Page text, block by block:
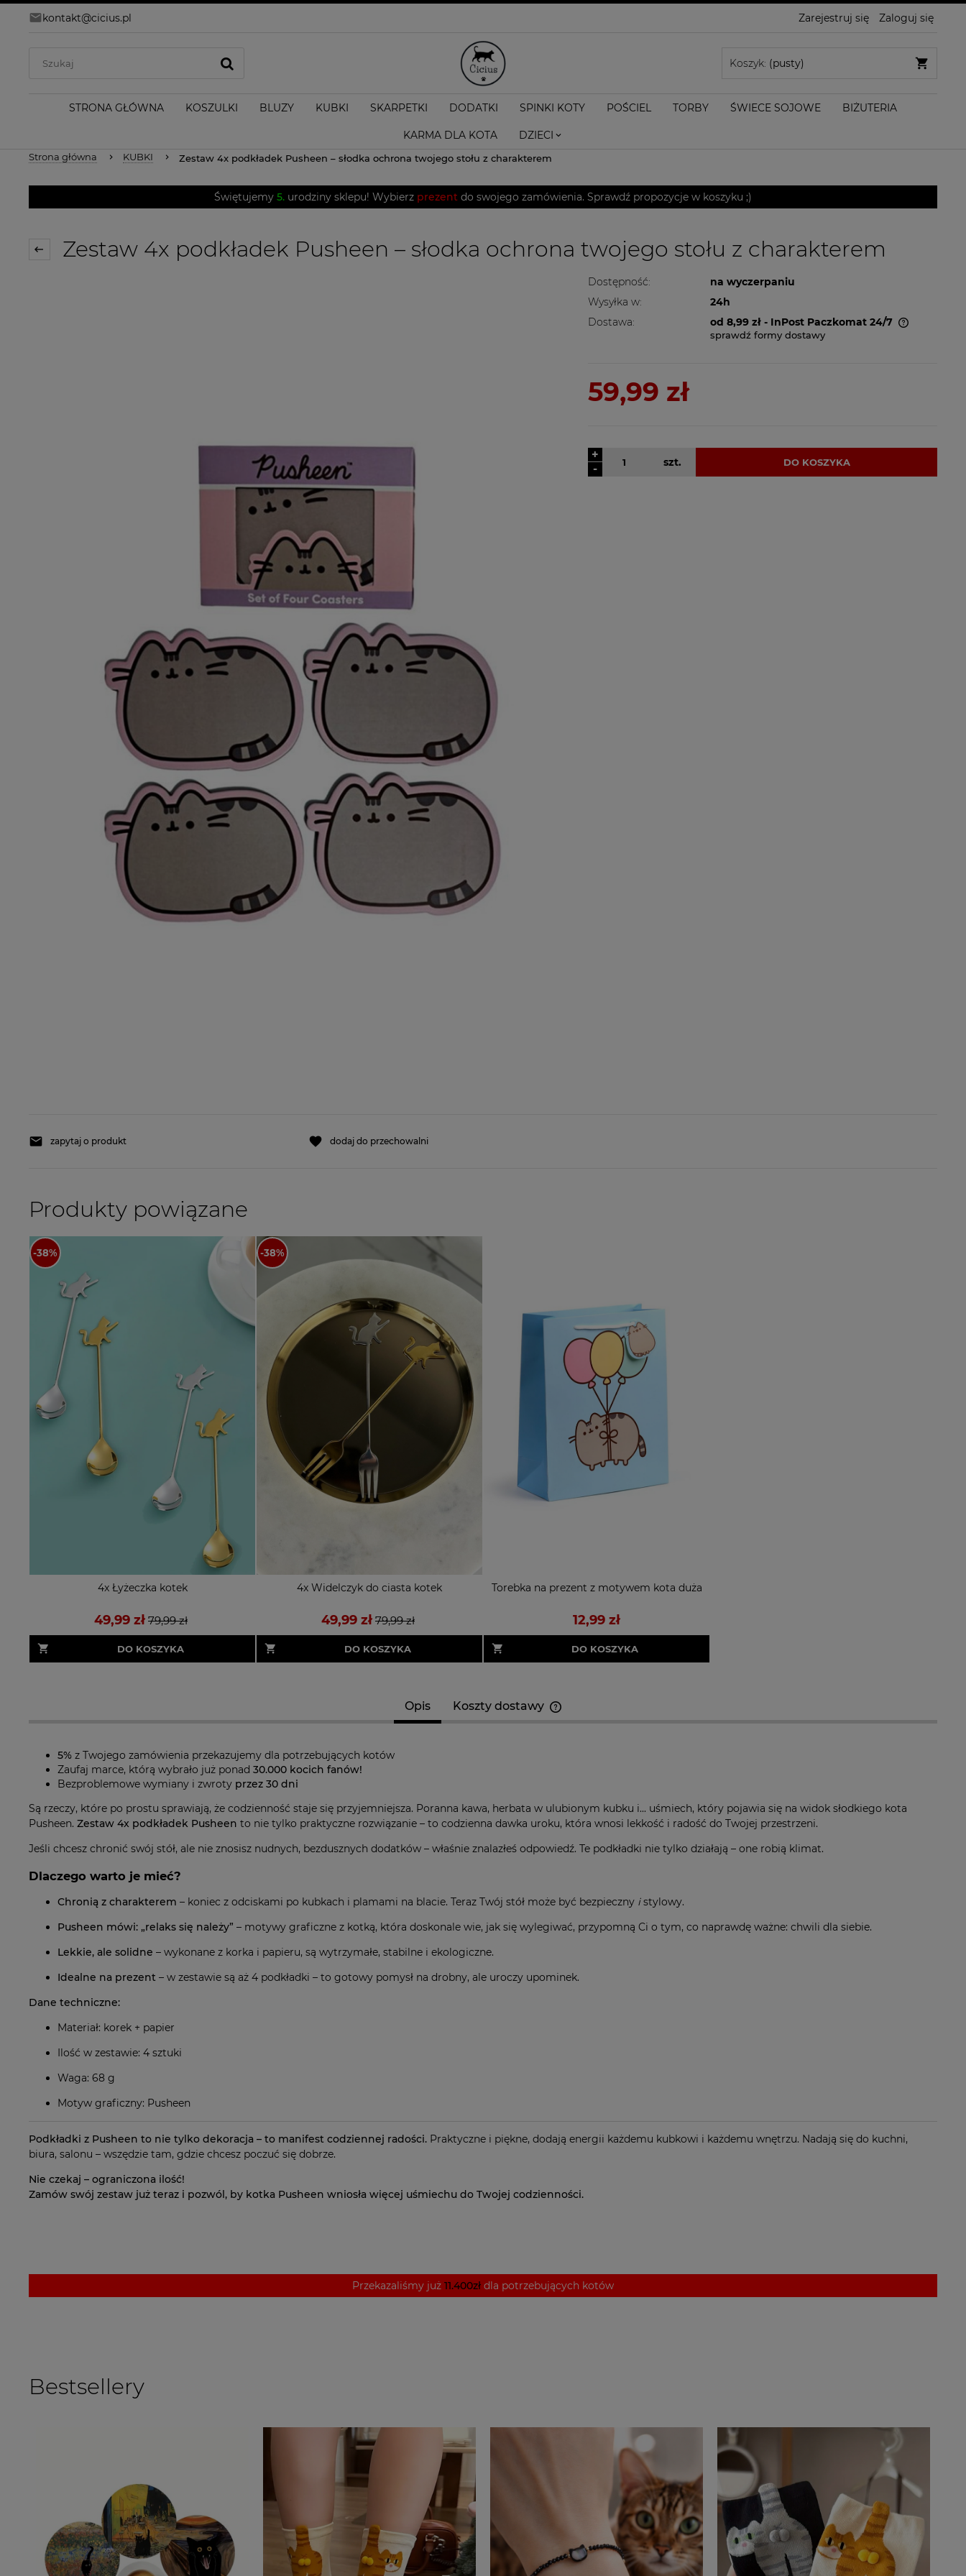
kontakt@cicius.pl Zarejestruj się Zaloguj się
Koszyk: (pusty)
STRONA GŁÓWNA KOSZULKI BLUZY KUBKI SKARPETKI DODATKI SPINKI KOTY POŚCIEL TORBY ŚWIECE SOJOWE BIŻUTERIA
KARMA DLA KOTA DZIECI
Strona główna KUBKI Zestaw 4x podkładek Pusheen – słodka ochrona twojego stołu z charakterem
Świętujemy 5. urodziny sklepu! Wybierz prezent do swojego zamówienia. Sprawdź propozycje w koszyku ;)
Zestaw 4x podkładek Pusheen – słodka ochrona twojego stołu z charakterem
Dostępność:
na wyczerpaniu
Wysyłka w:
24h
Dostawa:
od 8,99 zł - InPost Paczkomat 24/7
sprawdź formy dostawy
59,99 zł
-
+
szt. DO KOSZYKA
zapytaj o produkt dodaj do przechowalni
Produkty powiązane
4x Łyżeczka kotek
79,99 zł
49,99 zł
DO KOSZYKA
4x Widelczyk do ciasta kotek
79,99 zł
49,99 zł
DO KOSZYKA
Torebka na prezent z motywem kota duża
12,99 zł
DO KOSZYKA
Opis Koszty dostawy
5% z Twojego zamówienia przekazujemy dla potrzebujących kotów
Zaufaj marce, którą wybrało już ponad 30.000 kocich fanów!
Bezproblemowe wymiany i zwroty przez 30 dni
Są rzeczy, które po prostu sprawiają, że codzienność staje się przyjemniejsza. Poranna kawa, herbata w ulubionym kubku i... uśmiech, który pojawia się na widok słodkiego kota
Pusheen. Zestaw 4x podkładek Pusheen to nie tylko praktyczne rozwiązanie – to codzienna dawka uroku, która wnosi lekkość i radość do Twojej przestrzeni.
Jeśli chcesz chronić swój stół, ale nie znosisz nudnych, bezdusznych dodatków – właśnie znalazłeś odpowiedź. Te podkładki nie tylko działają – one robią klimat.
Dlaczego warto je mieć?
Chronią z charakterem – koniec z odciskami po kubkach i plamami na blacie. Teraz Twój stół może być bezpieczny istylowy.
Pusheen mówi: „relaks się należy” – motywy graficzne z kotką, która doskonale wie, jak się wylegiwać, przypomną Ci o tym, co naprawdę ważne: chwili dla siebie.
Lekkie, ale solidne – wykonane z korka i papieru, są wytrzymałe, stabilne i ekologiczne.
Idealne na prezent – w zestawie są aż 4 podkładki – to gotowy pomysł na drobny, ale uroczy upominek.
Dane techniczne:
Materiał: korek + papier
Ilość w zestawie: 4 sztuki
Waga: 68 g
Motyw graficzny: Pusheen
Podkładki z Pusheen to nie tylko dekoracja – to manifest codziennej radości. Praktyczne i piękne, dodają energii każdemu kubkowi i każdemu wnętrzu. Nadają się do kuchni,
biura, salonu – wszędzie tam, gdzie chcesz poczuć się dobrze.
Nie czekaj – ograniczona ilość!
Zamów swój zestaw już teraz i pozwól, by kotka Pusheen wniosła więcej uśmiechu do Twojej codzienności.
Przekazaliśmy już 11.400zł dla potrzebujących kotów
Bestsellery